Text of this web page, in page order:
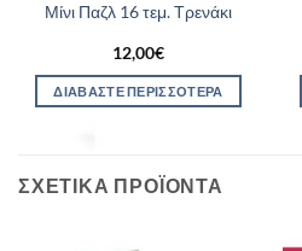
Μίνι Παζλ 16 τεμ. Τρενάκι
12,00€
ΔΙΑΒΆΣΤΕ ΠΕΡΙΣΣΌΤΕΡΑ
ΣΧΕΤΙΚΆ ΠΡΟΪΌΝΤΑ